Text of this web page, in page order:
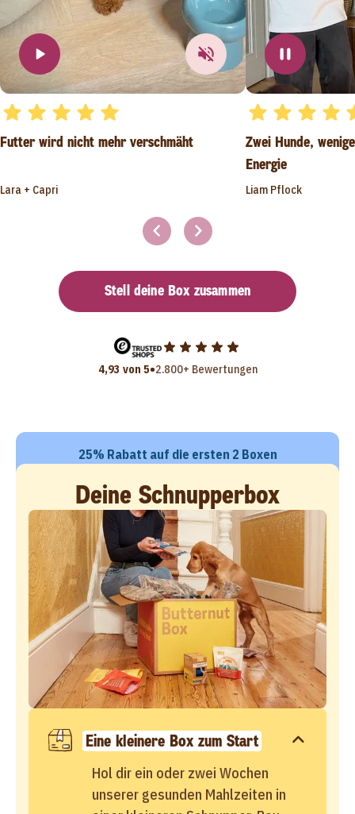
Futter wird nicht mehr verschmäht
Lara + Capri
Zwei Hunde,
Energie
Liam Pflock
Stell deine Box zusammen
4,93 von 5•2.800+ Bewertungen
25% Rabatt auf die ersten 2 Boxen
Deine Schnupperbox
Eine kleinere Box zum Start
Hol dir ein oder zwei Wochen
unserer gesunden Mahlzeiten in